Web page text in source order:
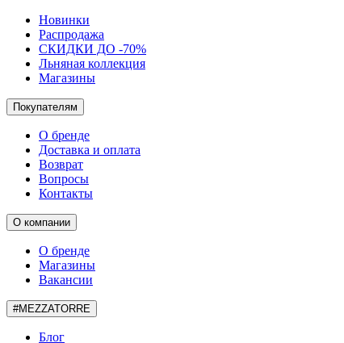
Новинки
Распродажа
СКИДКИ ДО -70%
Льняная коллекция
Магазины
Покупателям
О бренде
Доставка и оплата
Возврат
Вопросы
Контакты
О компании
О бренде
Магазины
Вакансии
#MEZZATORRE
Блог